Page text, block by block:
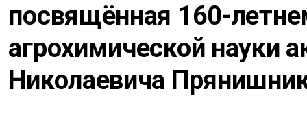
посвящённая 160-
агрохимической науки
Николаевича